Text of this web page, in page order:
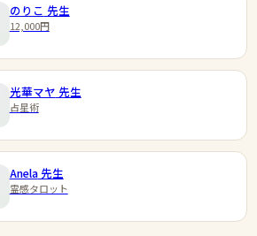
のりこ 先生
12,000円
光華マヤ 先生
占星術
Anela先生
霊感タロット